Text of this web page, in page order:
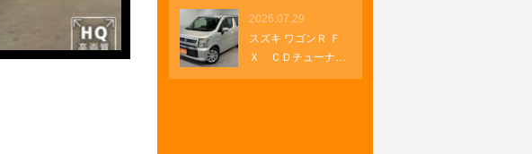
ン ＥＴＣ２．０
ＥＤフォグランプ
オートエアコン 両
側パワースライド
ＵＳＢソケット Ｈ
ン キーフリー プ
ッシュスタート シ
ートヒーター
2026.07.29
スズキ ワゴンＲ Ｆ
Ｘ ＣＤチューナ
ー プッシュスター